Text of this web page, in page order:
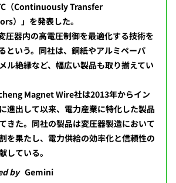
（Continuously Transfer
）」を発表した。
圧器内の高電圧制御を最適化する技術を
という。同社は、銅紙やアルミペーパ
ル絶縁など、幅広い製品も取り揃えてい
Magnet Wire社は2013年からイン
進出して以来、電力産業に特化した製品
きた。同社の製品は変圧器製造において
を果たし、電力供給の効率化と信頼性の
している。
by Gemini